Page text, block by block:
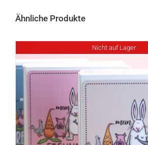
Ähnliche Produkte
Nicht auf Lager